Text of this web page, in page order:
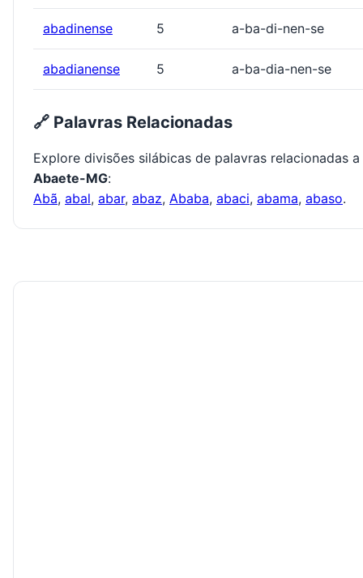
abadinense 5 a-ba-di-nen-se
abadianense 5 a-ba-dia-nen-se
🔗 Palavras Relacionadas
Explore divisões silábicas de palavras relacionadas a
Abaete-MG:
Abã, abal, abar, abaz, Ababa, abaci, abama, abaso.